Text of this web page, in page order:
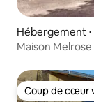
Hébergement
Maison
Coup de cœur
Coup de cœur